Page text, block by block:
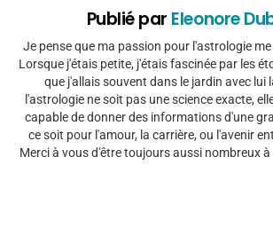
Publié par Eleonore
Je pense que ma passion pour l'astrologie
Lorsque j'étais petite, j'étais fascinée par les
que j'allais souvent dans le jardin avec lui
l'astrologie ne soit pas une science exacte,
capable de donner des informations d'une
ce soit pour l'amour, la carrière, ou l'avenir
Merci à vous d'être toujours aussi nombreux à